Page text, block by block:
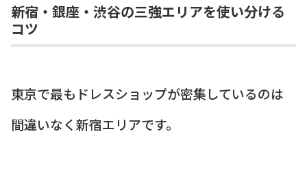
新宿・銀座・渋谷の三強エリアを使い分ける
コツ
東京で最もドレスショップが密集しているのは
間違いなく新宿エリアです。